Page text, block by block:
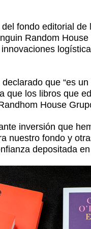
fondo editorial
Random
que “es
los libros que
House
inversión que
nuestro fondo y
depositada